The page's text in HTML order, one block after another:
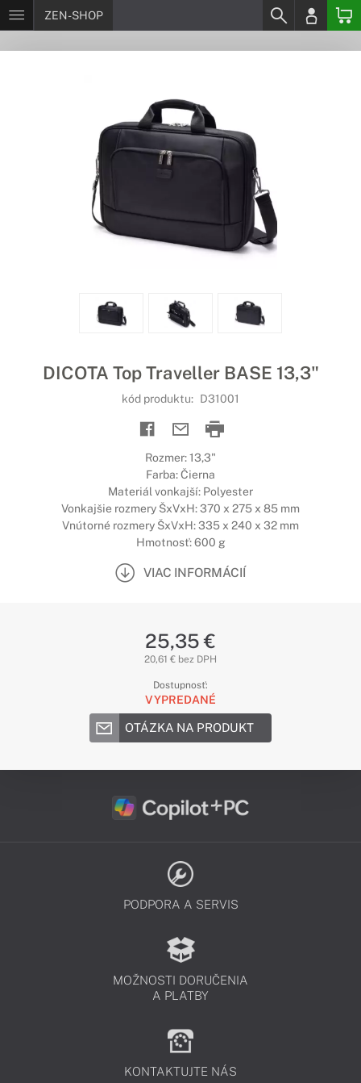
ZEN-SHOP
DICOTA Top Traveller BASE 13,3"
kód produktu: D31001
Rozmer: 13,3"
Farba: Čierna
Materiál vonkajší: Polyester
Vonkajšie rozmery ŠxVxH: 370 x 275 x 85 mm
Vnútorné rozmery ŠxVxH: 335 x 240 x 32 mm
Hmotnosť: 600 g
VIAC INFORMÁCIÍ
25,35 €
20,61 € bez DPH
Dostupnosť:
VYPREDANÉ
OTÁZKA NA PRODUKT
PODPORA A SERVIS
MOŽNOSTI DORUČENIA
A PLATBY
KONTAKTUJTE NÁS